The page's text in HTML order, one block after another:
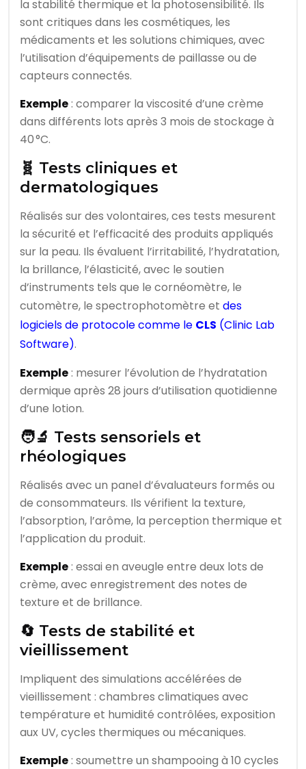
la stabilité thermique et la photosensibilité. Ils
sont critiques dans les cosmétiques, les
médicaments et les solutions chimiques, avec
l’utilisation d’équipements de paillasse ou de
capteurs connectés.
Exemple: comparer la viscosité d’une crème
dans différents lots après 3 mois de stockage à
40 °C.
🧬 Tests cliniques et
dermatologiques
Réalisés sur des volontaires, ces tests mesurent
la sécurité et l’efficacité des produits appliqués
sur la peau. Ils évaluent l’irritabilité, l’hydratation,
la brillance, l’élasticité, avec le soutien
d’instruments tels que le cornéomètre, le
cutomètre, le spectrophotomètre et des
logiciels de protocole comme le CLS (Clinic Lab
Software).
Exemple: mesurer l’évolution de l’hydratation
dermique après 28 jours d’utilisation quotidienne
d’une lotion.
🧑‍🔬 Tests sensoriels et
rhéologiques
Réalisés avec un panel d’évaluateurs formés ou
de consommateurs. Ils vérifient la texture,
l’absorption, l’arôme, la perception thermique et
l’application du produit.
Exemple: essai en aveugle entre deux lots de
crème, avec enregistrement des notes de
texture et de brillance.
🔄 Tests de stabilité et
vieillissement
Impliquent des simulations accélérées de
vieillissement : chambres climatiques avec
température et humidité contrôlées, exposition
aux UV, cycles thermiques ou mécaniques.
Exemple: soumettre un shampooing à 10 cycles